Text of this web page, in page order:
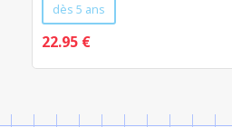
dès 5 ans
22.95 €